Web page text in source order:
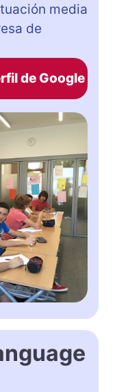
media
de
de Google